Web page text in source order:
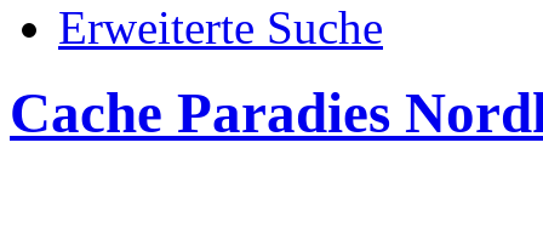
Erweiterte Suche
Cache Paradies